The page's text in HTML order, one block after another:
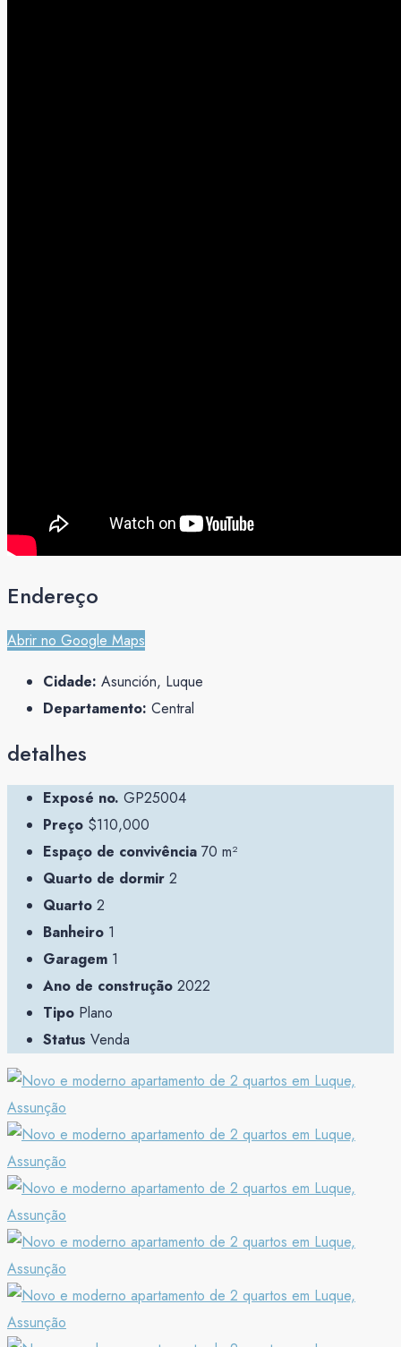
Endereço
Abrir no Google Maps
Cidade: Asunción, Luque
Departamento: Central
detalhes
Exposé no. GP25004
Preço $110,000
Espaço de convivência 70 m²
Quarto de dormir 2
Quarto 2
Banheiro 1
Garagem 1
Ano de construção 2022
Tipo Plano
Status Venda